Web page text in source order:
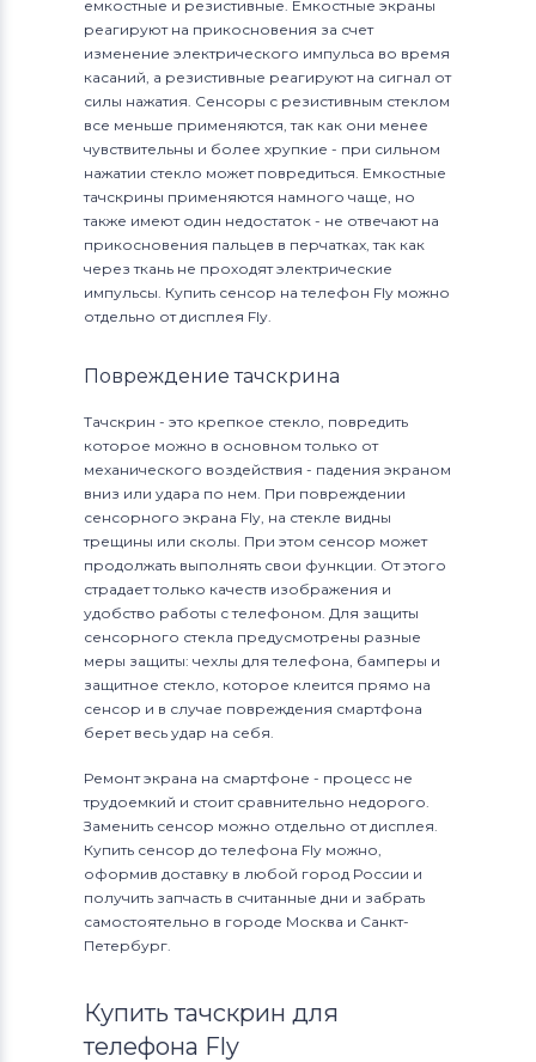
емкостные и резистивные. Емкостные экраны
реагируют на прикосновения за счет
изменение электрического импульса во время
касаний, а резистивные реагируют на сигнал от
силы нажатия. Сенсоры с резистивным стеклом
все меньше применяются, так как они менее
чувствительны и более хрупкие - при сильном
нажатии стекло может повредиться. Емкостные
тачскрины применяются намного чаще, но
также имеют один недостаток - не отвечают на
прикосновения пальцев в перчатках, так как
через ткань не проходят электрические
импульсы. Купить сенсор на телефон Fly можно
отдельно от дисплея Fly.
Повреждение тачскрина
Тачскрин - это крепкое стекло, повредить
которое можно в основном только от
механического воздействия - падения экраном
вниз или удара по нем. При повреждении
сенсорного экрана Fly, на стекле видны
трещины или сколы. При этом сенсор может
продолжать выполнять свои функции. От этого
страдает только качеств изображения и
удобство работы с телефоном. Для защиты
сенсорного стекла предусмотрены разные
меры защиты: чехлы для телефона, бамперы и
защитное стекло, которое клеится прямо на
сенсор и в случае повреждения смартфона
берет весь удар на себя.
Ремонт экрана на смартфоне - процесс не
трудоемкий и стоит сравнительно недорого.
Заменить сенсор можно отдельно от дисплея.
Купить сенсор до телефона Fly можно,
оформив доставку в любой город России и
получить запчасть в считанные дни и забрать
самостоятельно в городе Москва и Санкт-
Петербург.
Купить тачскрин для
телефона Fly